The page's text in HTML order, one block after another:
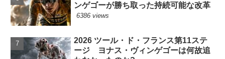
ンゲゴーが勝ち取った持続可能な改革
6386 views
2026 ツール・ド・フランス第11ステ
ージ ヨナス・ヴィンゲゴーは何故追